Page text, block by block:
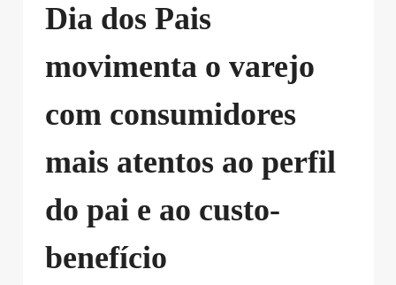
Dia dos Pais
movimenta o varejo
com consumidores
mais atentos ao perfil
do pai e ao custo-
benefício